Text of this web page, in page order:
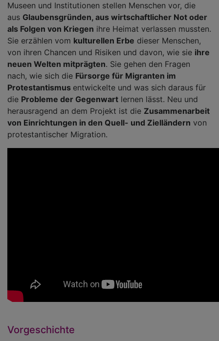
Museen und Institutionen stellen Menschen vor, die
aus Glaubensgründen, aus wirtschaftlicher Not oder
als Folgen von Kriegen ihre Heimat verlassen mussten.
Sie erzählen vom kulturellen Erbe dieser Menschen,
von ihren Chancen und Risiken und davon, wie sie ihre
neuen Welten mitprägten. Sie gehen den Fragen
nach, wie sich die Fürsorge für Migranten im
Protestantismus entwickelte und was sich daraus für
die Probleme der Gegenwart lernen lässt. Neu und
herausragend an dem Projekt ist die Zusammenarbeit
von Einrichtungen in den Quell- und Zielländern von
protestantischer Migration.
Vorgeschichte